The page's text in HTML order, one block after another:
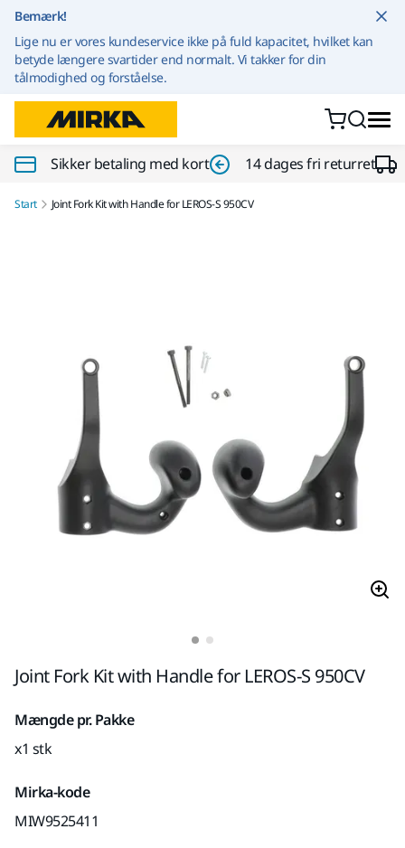
Bemærk!
Lige nu er vores kundeservice ikke på fuld kapacitet, hvilket kan
betyde længere svartider end normalt. Vi takker for din
tålmodighed og forståelse.
Sikker betaling med kort 14 dages fri returret
Start Joint Fork Kit with Handle for LEROS-S 950CV
Joint Fork Kit with Handle for LEROS-S 950CV
Mængde pr. Pakke
x1 stk
Mirka-kode
MIW9525411